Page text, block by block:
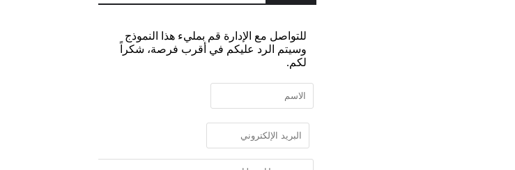
للتواصل مع الإدارة قم بمليء هذا النموذج
وسيتم الرد عليكم في أقرب فرصة، شكراً
لكم.